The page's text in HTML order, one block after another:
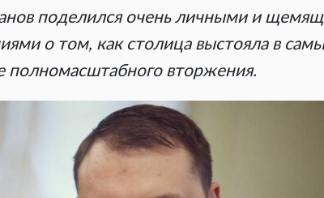
поделился очень личными и
о том, как столица выстояла в
полномасштабного вторжения.